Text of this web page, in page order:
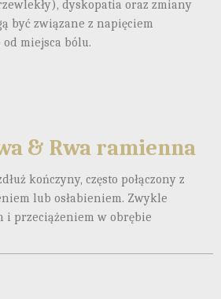
dyskopatia oraz zmiany
być związane z napięciem
miejsca bólu.
& Rwa ramienna
kończyny, często połączony z
lub osłabieniem. Zwykle
i przeciążeniem w obrębie